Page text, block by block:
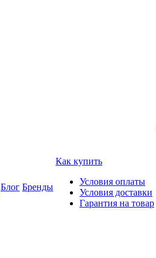
Блог Бренды
Как купить
Условия оплаты
Условия доставки
Гарантия на товар